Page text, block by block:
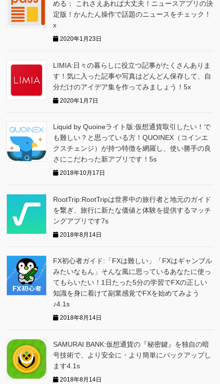
める： これさえあれば大丈夫！ニュースアプリの決
定版！かんたん操作で話題のニュースをチェック！
x
2020年1月23日
LIMIA:日々の暮らしに役立つ記事がたくさんありま
す！気に入った記事や写真はどんどん保存して、自
分だけのアイデア集を作ってみましょう！5x
2020年1月7日
Liquid by Quoineライト版:仮想通貨取引したい！で
も難しい？と思っている方！QUOINEX（コインエ
クスチェンジ）が持つ特徴を網羅し、使い勝手の良
さにこだわった新アプリです！5s
2018年10月17日
RootTrip:RootTripは世界中の旅行者と地元のガイド
を繋ぎ、旅行に新たな価値と体験を提供するマッチ
ングアプリです7s
2018年8月14日
FX初心者ガイド:「FXは難しい」「FXはギャンブル
みたいなもん」そんな風に思っているあなたに使っ
てもらいたい！1日たった5分の学習でFXの正しい
知識を身に着けて副業感覚でFXを始めてみよう
♪4.1s
2018年8月14日
SAMURAI BANK:仮想通貨の『秘密鍵』を独自の暗
号技術で、より安全に・より簡単にバックアップし
ます4.1s
2018年8月14日